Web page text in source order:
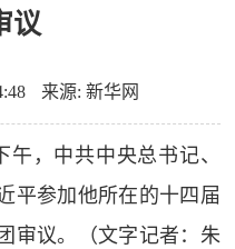
议
来源: 新华网
，中共中央总书记、
平参加他所在的十四届
审议。（文字记者：朱